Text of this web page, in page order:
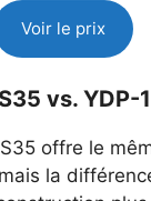
Voir le prix
vs. YDP-
offre le
la